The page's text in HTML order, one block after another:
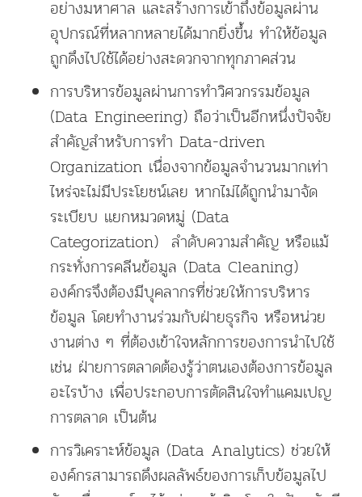
อย่างมหาศาล และสร้างการเข้าถึงข้อมูลผ่าน
อุปกรณ์ที่หลากหลายได้มากยิ่งขึ้น ทำให้ข้อมูล
ถูกดึงไปใช้ได้อย่างสะดวกจากทุกภาคส่วน
การบริหารข้อมูลผ่านการทำวิศวกรรมข้อมูล
(Data Engineering) ถือว่าเป็นอีกหนึ่งปัจจัย
สำคัญสำหรับการทำ Data-driven
Organization เนื่องจากข้อมูลจำนวนมากเท่า
ไหร่จะไม่มีประโยชน์เลย หากไม่ได้ถูกนำมาจัด
ระเบียบ แยกหมวดหมู่ (Data
Categorization) ลำดับความสำคัญ หรือแม้
กระทั่งการคลีนข้อมูล (Data Cleaning)
องค์กรจึงต้องมีบุคลากรที่ช่วยให้การบริหาร
ข้อมูล โดยทำงานร่วมกับฝ่ายธุรกิจ หรือหน่วย
งานต่าง ๆ ที่ต้องเข้าใจหลักการของการนำไปใช้
เช่น ฝ่ายการตลาดต้องรู้ว่าตนเองต้องการข้อมูล
อะไรบ้าง เพื่อประกอบการตัดสินใจทำแคมเปญ
การตลาด เป็นต้น
การวิเคราะห์ข้อมูล (Data Analytics) ช่วยให้
องค์กรสามารถดึงผลลัพธ์ของการเก็บข้อมูลไป